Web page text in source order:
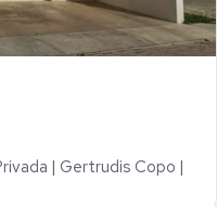
| Gertrudis Copo |